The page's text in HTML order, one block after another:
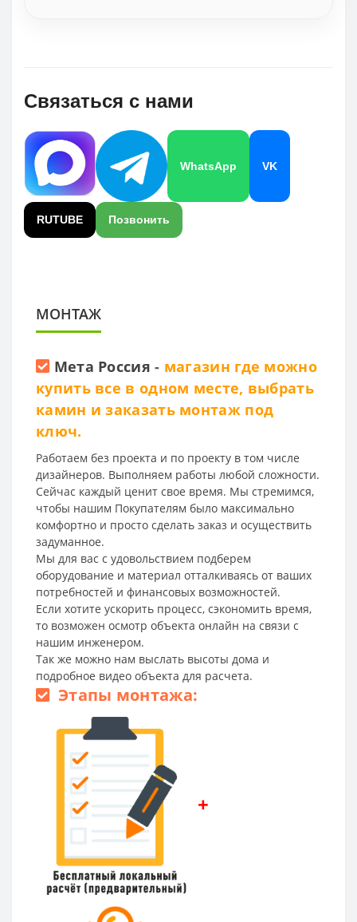
Связаться с нами
WhatsApp VK
RUTUBE Позвонить
МОНТАЖ
Мета Россия - магазин где можно
купить все в одном месте, выбрать
камин и заказать монтаж под
ключ.
Работаем без проекта и по проекту в том числе
дизайнеров. Выполняем работы любой сложности.
Сейчас каждый ценит свое время. Мы стремимся,
чтобы нашим Покупателям было максимально
комфортно и просто сделать заказ и осуществить
задуманное.
Мы для вас с удовольствием подберем
оборудование и материал отталкиваясь от ваших
потребностей и финансовых возможностей.
Если хотите ускорить процесс, сэкономить время,
то возможен осмотр объекта онлайн на связи с
нашим инженером.
Так же можно нам выслать высоты дома и
подробное видео объекта для расчета.
Этапы монтажа:
+